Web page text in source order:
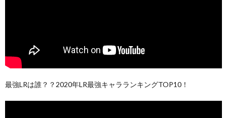
最強LRは誰？？2020年LR最強キャラランキングTOP10！